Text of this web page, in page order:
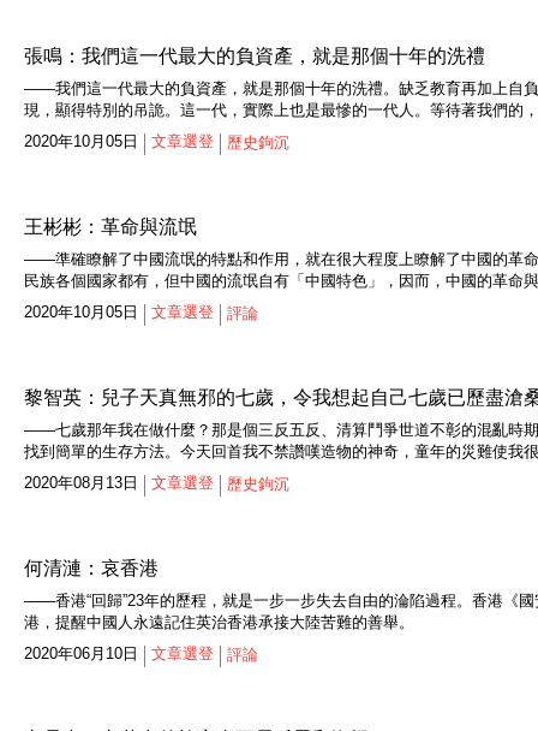
張鳴：我們這一代最大的負資產，就是那個十年的洗禮
——我們這一代最大的負資產，就是那個十年的洗禮。缺乏教育再加上自
現，顯得特別的吊詭。這一代，實際上也是最慘的一代人。等待著我們的
2020年10月05日
文章選登 歷史鉤沉
王彬彬：革命與流氓
——準確瞭解了中國流氓的特點和作用，就在很大程度上瞭解了中國的革
民族各個國家都有，但中國的流氓自有「中國特色」，因而，中國的革
2020年10月05日
文章選登 評論
黎智英：兒子天真無邪的七歲，令我想起自己七歲已歷盡滄
——七歲那年我在做什麼？那是個三反五反、清算鬥爭世道不彰的混亂時
找到簡單的生存方法。今天回首我不禁讚嘆造物的神奇，童年的災難使我
2020年08月13日
文章選登 歷史鉤沉
何清漣：哀香港
——香港“回歸”23年的歷程，就是一步一步失去自由的淪陷過程。香港《
港，提醒中國人永遠記住英治香港承接大陸苦難的善舉。
2020年06月10日
文章選登 評論